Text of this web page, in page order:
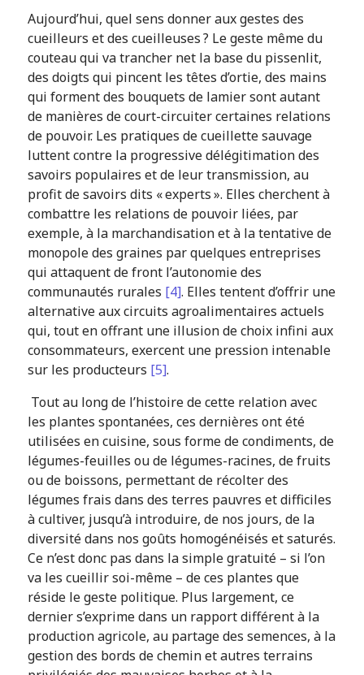
Aujourd’hui, quel sens donner aux gestes des
cueilleurs et des cueilleuses ? Le geste même du
couteau qui va trancher net la base du pissenlit,
des doigts qui pincent les têtes d’ortie, des mains
qui forment des bouquets de lamier sont autant
de manières de court-circuiter certaines relations
de pouvoir. Les pratiques de cueillette sauvage
luttent contre la progressive délégitimation des
savoirs populaires et de leur transmission, au
profit de savoirs dits « experts ». Elles cherchent à
combattre les relations de pouvoir liées, par
exemple, à la marchandisation et à la tentative de
monopole des graines par quelques entreprises
qui attaquent de front l’autonomie des
communautés rurales [4]. Elles tentent d’offrir une
alternative aux circuits agroalimentaires actuels
qui, tout en offrant une illusion de choix infini aux
consommateurs, exercent une pression intenable
sur les producteurs [5].
Tout au long de l’histoire de cette relation avec
les plantes spontanées, ces dernières ont été
utilisées en cuisine, sous forme de condiments, de
légumes-feuilles ou de légumes-racines, de fruits
ou de boissons, permettant de récolter des
légumes frais dans des terres pauvres et difficiles
à cultiver, jusqu’à introduire, de nos jours, de la
diversité dans nos goûts homogénéisés et saturés.
Ce n’est donc pas dans la simple gratuité – si l’on
va les cueillir soi-même – de ces plantes que
réside le geste politique. Plus largement, ce
dernier s’exprime dans un rapport différent à la
production agricole, au partage des semences, à la
gestion des bords de chemin et autres terrains